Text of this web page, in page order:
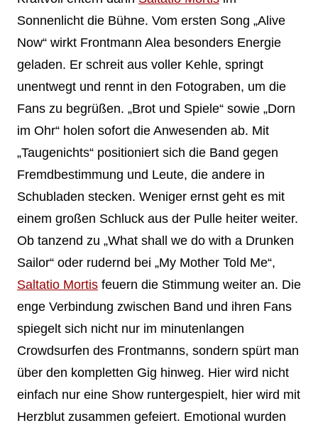
Sonnenlicht die Bühne. Vom ersten Song „Alive
Now“ wirkt Frontmann Alea besonders Energie
geladen. Er schreit aus voller Kehle, springt
unentwegt und rennt in den Fotograben, um die
Fans zu begrüßen. „Brot und Spiele“ sowie „Dorn
im Ohr“ holen sofort die Anwesenden ab. Mit
„Taugenichts“ positioniert sich die Band gegen
Fremdbestimmung und Leute, die andere in
Schubladen stecken. Weniger ernst geht es mit
einem großen Schluck aus der Pulle heiter weiter.
Ob tanzend zu „What shall we do with a Drunken
Sailor“ oder rudernd bei „My Mother Told Me“,
Saltatio Mortisfeuern die Stimmung weiter an. Die
enge Verbindung zwischen Band und ihren Fans
spiegelt sich nicht nur im minutenlangen
Crowdsurfen des Frontmanns, sondern spürt man
über den kompletten Gig hinweg. Hier wird nicht
einfach nur eine Show runtergespielt, hier wird mit
Herzblut zusammen gefeiert. Emotional wurden